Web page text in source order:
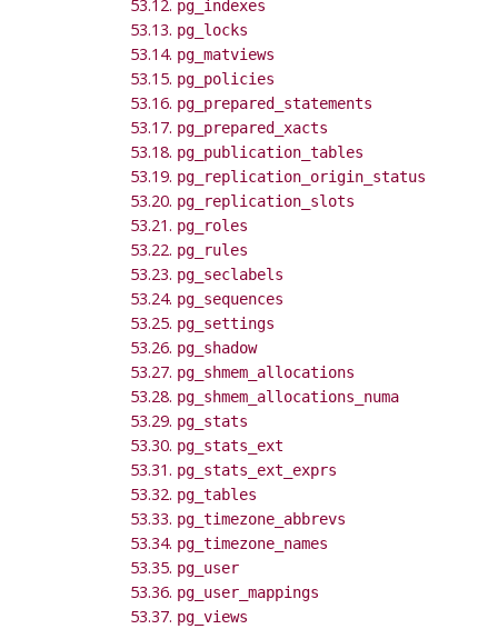
53.12. pg_indexes
53.13. pg_locks
53.14. pg_matviews
53.15. pg_policies
53.16. pg_prepared_statements
53.17. pg_prepared_xacts
53.18. pg_publication_tables
53.19. pg_replication_origin_status
53.20. pg_replication_slots
53.21. pg_roles
53.22. pg_rules
53.23. pg_seclabels
53.24. pg_sequences
53.25. pg_settings
53.26. pg_shadow
53.27. pg_shmem_allocations
53.28. pg_shmem_allocations_numa
53.29. pg_stats
53.30. pg_stats_ext
53.31. pg_stats_ext_exprs
53.32. pg_tables
53.33. pg_timezone_abbrevs
53.34. pg_timezone_names
53.35. pg_user
53.36. pg_user_mappings
53.37. pg_views